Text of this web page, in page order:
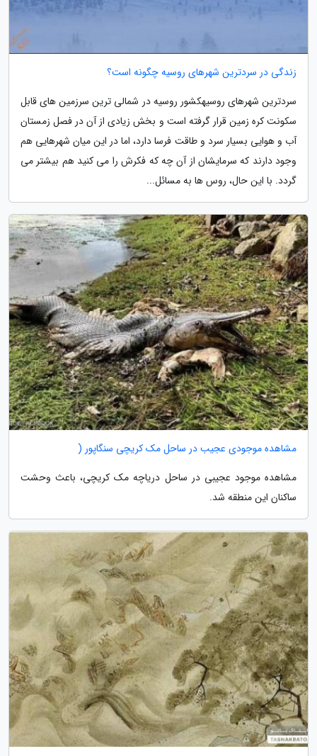
زندگی در سردترین شهرهای روسیه چگونه است؟
سردترین شهرهای روسیهکشور روسیه در شمالی ترین سرزمین های قابل
سکونت کره زمین قرار گرفته است و بخش زیادی از آن در فصل زمستان
آب و هوایی بسیار سرد و طاقت فرسا دارد، اما در این میان شهرهایی هم
وجود دارند که سرمایشان از آن چه که فکرش را می کنید هم بیشتر می
گردد. با این حال، روس ها به مسائل...
مشاهده موجودی عجیب در ساحل مک کریچی سنگاپور (
مشاهده موجود عجیبی در ساحل دریاچه مک کریچی، باعث وحشت
ساکنان این منطقه شد.